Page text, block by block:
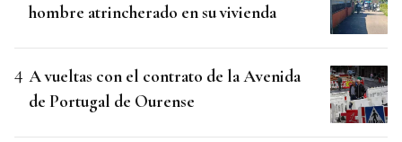
hombre atrincherado en su vivienda
A vueltas con el contrato de la Avenida
de Portugal de Ourense